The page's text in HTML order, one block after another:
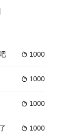
 1000
 1000
 1000
 1000